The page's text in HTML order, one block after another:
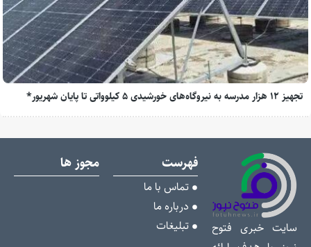
تجهیز ۱۲ هزار مدرسه به نیروگاه‌های خورشیدی ۵ کیلوواتی تا پایان شهریور*
سایت خبری فتوح
فهرست
تماس با ما
درباره ما
تبلیغات
مجوز ها